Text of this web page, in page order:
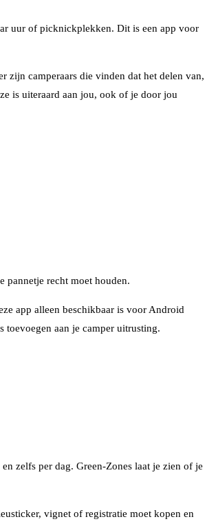
uur of picknickplekken. Dit is een app voor
zijn camperaars die vinden dat het delen van,
is uiteraard aan jou, ook of je door jou
pannetje recht moet houden.
app alleen beschikbaar is voor Android
toevoegen aan je camper uitrusting.
zelfs per dag. Green-Zones laat je zien of je
vignet of registratie moet kopen en